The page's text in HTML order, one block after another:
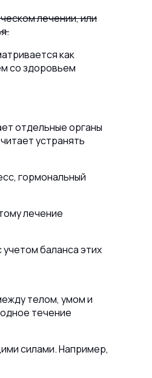
лечении, или
как
со здоровьем
отдельные органы
устранять
гормональный
лечение
баланса этих
телом, умом и
течение
силами. Например,